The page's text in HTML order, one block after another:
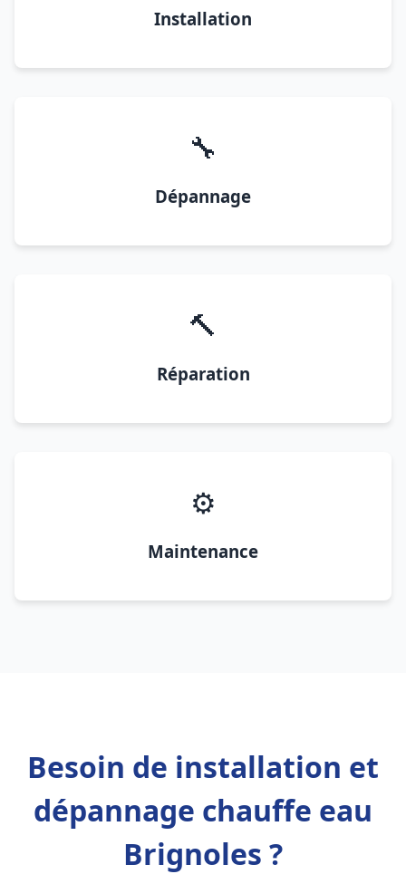
Installation
🔧
Dépannage
🔨
Réparation
⚙️
Maintenance
Besoin de installation et
dépannage chauffe eau
Brignoles ?